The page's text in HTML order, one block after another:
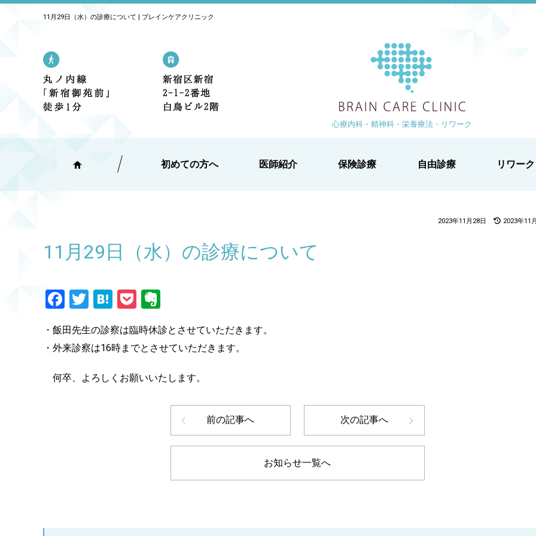
11月29日（水）の診療について | ブレインケアクリニック
心療内科・精神科・栄養療法・リワーク
丸の内線「新宿御苑前」駅 1番出口より 徒歩1分
初めての方へ 医師紹介 保険診療 自由診療 リワーク
2023年11月28日 2023年11
11月29日（水）の診療について
Facebook
Twitter
HatenaPocket
・飯田先生の診察は臨時休診とさせていただきます。
・外来診察は16時までとさせていただきます。
何卒、よろしくお願いいたします。
前の記事へ 次の記事へ
お知らせ一覧へ